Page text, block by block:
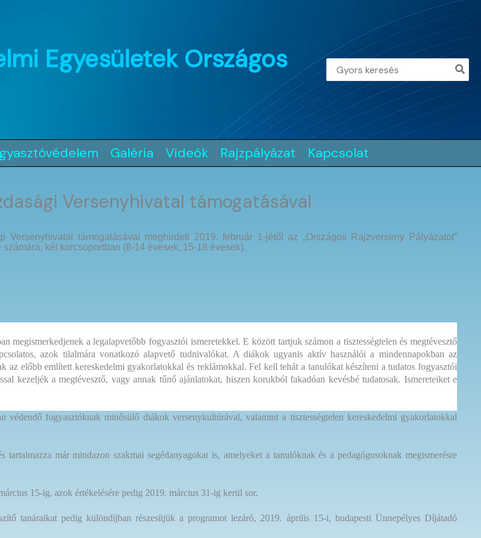
Egyesületek Országos
Search
for:
Galéria Videók Rajzpályázat Kapcsolat
Versenyhivatal támogatásával
támogatásával meghirdeti 2019. február 1-jétől az „Országos Rajzverseny Pályázatot”
két korcsoportban (8-14 évesek, 15-18 évesek).
a legalapvetőbb fogyasztói ismeretekkel. E között tartjuk számon a tisztességtelen és megtévesztő
azok tilalmára vonatkozó alapvető tudnivalókat. A diákok ugyanis aktív használói a mindennapokban az
az előbb említett kereskedelmi gyakorlatokkal és reklámokkal. Fel kell tehát a tanulókat készíteni a tudatos fogyasztói
kezeljék a megtévesztő, vagy annak tűnő ajánlatokat, hiszen korukból fakadóan kevésbé tudatosak. Ismereteiket e
védendő fogyasztóknak minősülő diákok versenykultúrával, valamint a tisztességtelen kereskedelmi gyakorlatokkal
tartalmazza már mindazon szakmai segédanyagokat is, amelyeket a tanulóknak és a pedagógusoknak megismerésre
15-ig, azok értékelésére pedig 2019. március 31-ig kerül sor.
tanáraikat pedig különdíjban részesítjük a programot lezáró, 2019. április 15-i, budapesti Ünnepélyes Díjátadó